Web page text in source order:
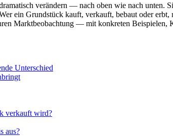
verändern — nach oben wie nach
ein Grundstück kauft, verkauft, bebaut oder
Marktbeobachtung — mit konkreten
Unterschied
verkauft wird?
aus?